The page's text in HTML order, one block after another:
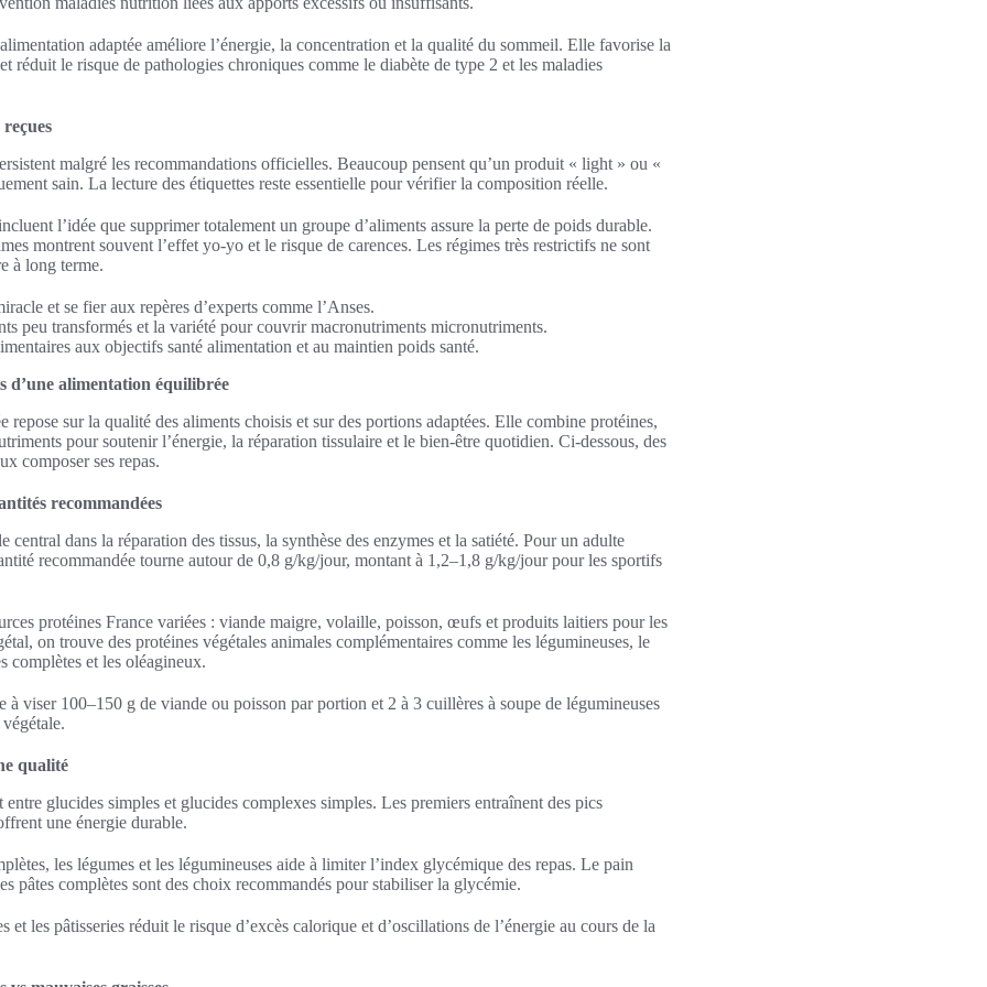
adaptée améliore l’énergie, la concentration et la qualité du sommeil. Elle favorise la
réduit le risque de pathologies chroniques comme le diabète de type 2 et les maladies
malgré les recommandations officielles. Beaucoup pensent qu’un produit « light » ou «
sain. La lecture des étiquettes reste essentielle pour vérifier la composition réelle.
l’idée que supprimer totalement un groupe d’aliments assure la perte de poids durable.
montrent souvent l’effet yo-yo et le risque de carences. Les régimes très restrictifs ne sont
à long terme.
et se fier aux repères d’experts comme l’Anses.
peu transformés et la variété pour couvrir macronutriments micronutriments.
aux objectifs santé alimentation et au maintien poids santé.
d’une alimentation équilibrée
repose sur la qualité des aliments choisis et sur des portions adaptées. Elle combine protéines,
pour soutenir l’énergie, la réparation tissulaire et le bien‑être quotidien. Ci‑dessous, des
composer ses repas.
recommandées
central dans la réparation des tissus, la synthèse des enzymes et la satiété. Pour un adulte
recommandée tourne autour de 0,8 g/kg/jour, montant à 1,2–1,8 g/kg/jour pour les sportifs
protéines France variées : viande maigre, volaille, poisson, œufs et produits laitiers pour les
on trouve des protéines végétales animales complémentaires comme les légumineuses, le
complètes et les oléagineux.
à viser 100–150 g de viande ou poisson par portion et 2 à 3 cuillères à soupe de légumineuses
qualité
glucides simples et glucides complexes simples. Les premiers entraînent des pics
une énergie durable.
les légumes et les légumineuses aide à limiter l’index glycémique des repas. Le pain
pâtes complètes sont des choix recommandés pour stabiliser la glycémie.
et les pâtisseries réduit le risque d’excès calorique et d’oscillations de l’énergie au cours de la